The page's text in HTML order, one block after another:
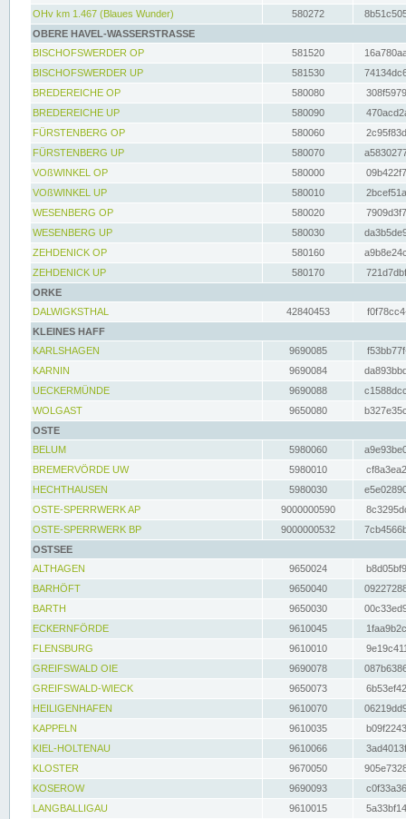
OHv km 1.467 (Blaues Wunder)
580272
OBERE HAVEL-WASSERSTRASSE
BISCHOFSWERDER OP
581520
BISCHOFSWERDER UP
581530
BREDEREICHE OP
580080
BREDEREICHE UP
580090
FÜRSTENBERG OP
580060
FÜRSTENBERG UP
580070
VOßWINKEL OP
580000
VOßWINKEL UP
580010
WESENBERG OP
580020
WESENBERG UP
580030
ZEHDENICK OP
580160
ZEHDENICK UP
580170
ORKE
DALWIGKSTHAL
42840453
KLEINES HAFF
KARLSHAGEN
9690085
KARNIN
9690084
UECKERMÜNDE
9690088
WOLGAST
9650080
OSTE
BELUM
5980060
BREMERVÖRDE UW
5980010
HECHTHAUSEN
5980030
OSTE-SPERRWERK AP
9000000590
OSTE-SPERRWERK BP
9000000532
OSTSEE
ALTHAGEN
9650024
BARHÖFT
9650040
BARTH
9650030
ECKERNFÖRDE
9610045
FLENSBURG
9610010
GREIFSWALD OIE
9690078
GREIFSWALD-WIECK
9650073
HEILIGENHAFEN
9610070
KAPPELN
9610035
KIEL-HOLTENAU
9610066
KLOSTER
9670050
KOSEROW
9690093
LANGBALLIGAU
9610015